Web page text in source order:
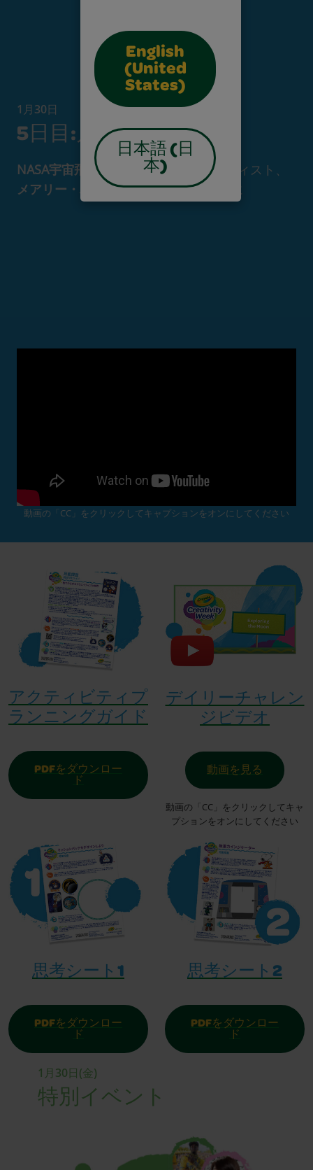
English
(United
States)
日本語 (日
本)
1月30日
5日目:月の探検
NASA宇宙飛行士
やスヌーピーのアーティスト、
メアリー・バレンシア・シャイン
と共に
動画の「CC」をクリックしてキャプションをオンにしてください
アクティビティプ
ランニングガイド
PDFをダウンロー
ド
デイリーチャレン
ジビデオ
動画を見る
動画の「CC」をクリックしてキャ
プションをオンにしてください
思考シート1
PDFをダウンロー
ド
思考シート2
PDFをダウンロー
ド
1月30日(金)
特別イベント